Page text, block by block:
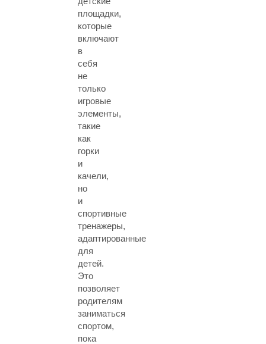
площадки,
которые
включают
в
себя
не
только
игровые
элементы,
такие
как
горки
и
качели,
но
и
спортивные
тренажеры,
адаптированные
для
детей.
Это
позволяет
родителям
заниматься
спортом,
пока